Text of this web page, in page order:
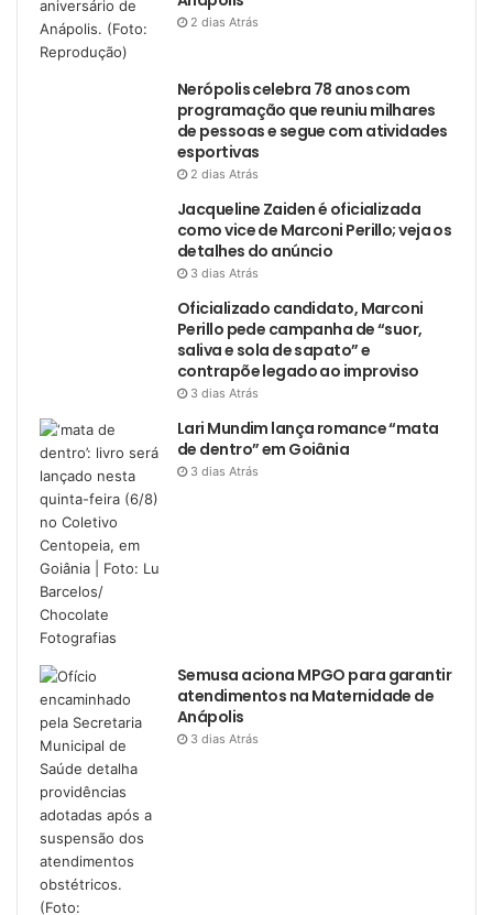
2 dias Atrás
Nerópolis celebra 78 anos com
programação que reuniu milhares
de pessoas e segue com atividades
esportivas
2 dias Atrás
Jacqueline Zaiden é oficializada
como vice de Marconi Perillo; veja os
detalhes do anúncio
3 dias Atrás
Oficializado candidato, Marconi
Perillo pede campanha de “suor,
saliva e sola de sapato” e
contrapõe legado ao improviso
3 dias Atrás
Lari Mundim lança romance “mata
de dentro” em Goiânia
3 dias Atrás
Semusa aciona MPGO para garantir
atendimentos na Maternidade de
Anápolis
3 dias Atrás